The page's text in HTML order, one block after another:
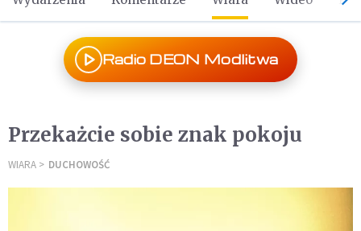
Radio DEON Modlitwa
Przekażcie sobie znak pokoju
WIARA DUCHOWOŚĆ